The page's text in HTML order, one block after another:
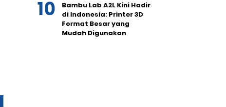
Bambu Lab A2L Kini Hadir
di Indonesia: Printer 3D
Format Besar yang
Mudah Digunakan